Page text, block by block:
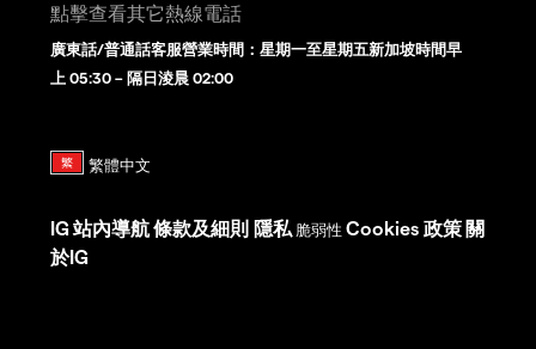
點擊查看其它熱線電話
廣東話/普通話客服營業時間：星期一至星期五新加坡時間早
上 05:30 – 隔日淩晨 02:00
IG 站內導航條款及細則 隱私 脆弱性 Cookies 政策 關
於IG